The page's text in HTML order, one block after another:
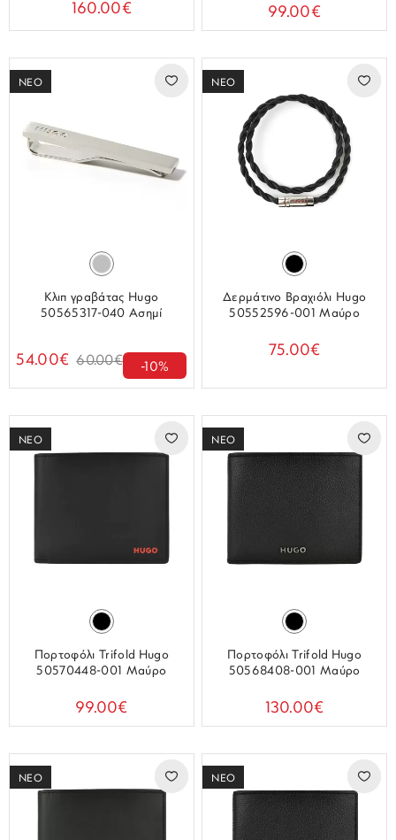
160.00€ 99.00€
ΝΕΟ
Κλιπ γραβάτας Hugo
50565317-040 Ασημί
54.00€ 60.00€ -10%
ΝΕΟ
Δερμάτινο Βραχιόλι Hugo
50552596-001 Μαύρο
75.00€
ΝΕΟ
Πορτοφόλι Trifold Hugo
50570448-001 Μαύρο
99.00€
ΝΕΟ
Πορτοφόλι Trifold Hugo
50568408-001 Μαύρο
130.00€
ΝΕΟ ΝΕΟ